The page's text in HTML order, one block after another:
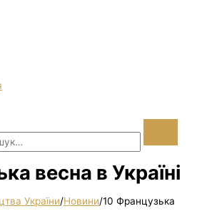
весна в Україні
України/Новини/10 Французька